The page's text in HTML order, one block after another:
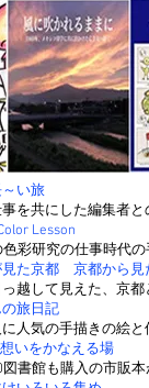
い旅
を共にした編集者
Lesson
色彩研究の仕事時代
見た京都 京都から見
越して見えた、京
旅日記
人気の手描きの絵
いをかなえる場
図書館も購入の市販